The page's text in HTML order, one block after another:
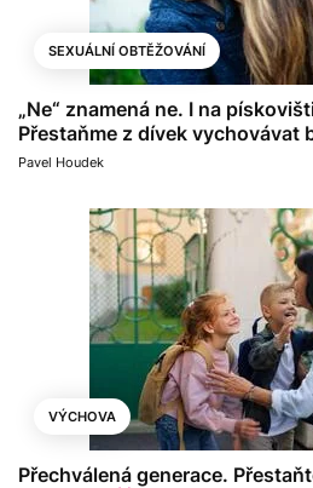
SEXUÁLNÍ OBTĚŽOVÁNÍ
„Ne“ znamená ne. I na
Přestaňme z dívek vychovávat
Pavel Houdek
VÝCHOVA
Přechválená generace.